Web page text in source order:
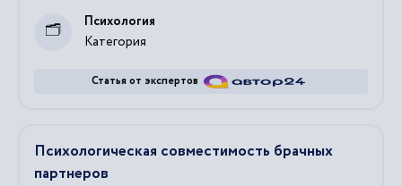
Категория
Психология
Статья от экспертов
Психологическая совместимость брачных
партнеров